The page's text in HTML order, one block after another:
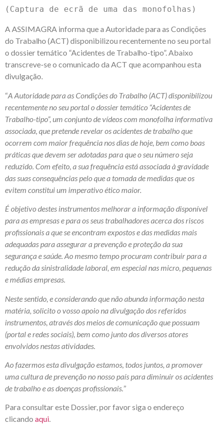
(Captura de ecrã de uma das monofolhas)
A ASSIMAGRA informa que a Autoridade para as Condições
do Trabalho (ACT) disponibilizou recentemente no seu portal
o dossier temático “Acidentes de Trabalho-tipo”. Abaixo
transcreve-se o comunicado da ACT que acompanhou esta
divulgação.
“A Autoridade para as Condições do Trabalho (ACT) disponibilizou
recentemente no seu portal o dossier temático “Acidentes de
Trabalho-tipo”, um conjunto de vídeos com monofolha informativa
associada, que pretende revelar os acidentes de trabalho que
ocorrem com maior frequência nos dias de hoje, bem como boas
práticas que devem ser adotadas para que o seu número seja
reduzido. Com efeito, a sua frequência está associada à gravidade
das suas consequências pelo que a tomada de medidas que os
evitem constitui um imperativo ético maior.
É objetivo destes instrumentos melhorar a informação disponível
para as empresas e para os seus trabalhadores acerca dos riscos
profissionais a que se encontram expostos e das medidas mais
adequadas para assegurar a prevenção e proteção da sua
segurança e saúde. Ao mesmo tempo procuram contribuir para a
redução da sinistralidade laboral, em especial nas micro, pequenas
e médias empresas.
Neste sentido, e considerando que não abunda informação nesta
matéria, solicito o vosso apoio na divulgação dos referidos
instrumentos, através dos meios de comunicação que possuam
(portal e redes sociais), bem como junto dos diversos atores
envolvidos nestas atividades.
Ao fazermos esta divulgação estamos, todos juntos, a promover
uma cultura de prevenção no nosso país para diminuir os acidentes
de trabalho e as doenças profissionais.”
Para consultar este Dossier, por favor siga o endereço
clicando aqui.